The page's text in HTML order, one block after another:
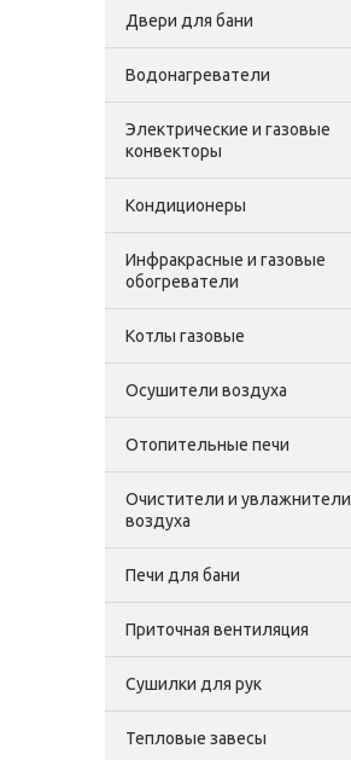
Двери для бани
Водонагреватели
Электрические и газовые
конвекторы
Кондиционеры
Инфракрасные и газовые
обогреватели
Котлы газовые
Осушители воздуха
Отопительные печи
Очистители и увлажнители
воздуха
Печи для бани
Приточная вентиляция
Сушилки для рук
Тепловые завесы